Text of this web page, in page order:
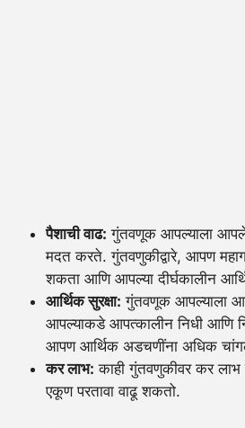
पैशाची वाढ: गुंतवणूक आपल्याला आपले
मदत करते. गुंतवणुकीद्वारे, आपण
शकता आणि आपल्या दीर्घकालीन
आर्थिक सुरक्षा: गुंतवणूक आपल्याला
आपल्याकडे आपत्कालीन निधी आणि
आपण आर्थिक अडचणींना अधिक
कर लाभ: काही गुंतवणुकीवर कर
एकूण परतावा वाढू शकतो.